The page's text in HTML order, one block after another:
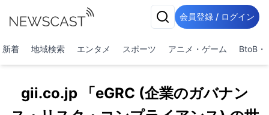
会員登録 / ログイン
新着 地域検索 エンタメ スポーツ アニメ・ゲーム BtoB・
gii.co.jp 「eGRC (企業のガバナン